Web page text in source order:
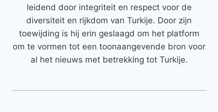
leidend door integriteit en respect voor de
diversiteit en rijkdom van Turkije. Door zijn
toewijding is hij erin geslaagd om het platform
om te vormen tot een toonaangevende bron voor
al het nieuws met betrekking tot Turkije.